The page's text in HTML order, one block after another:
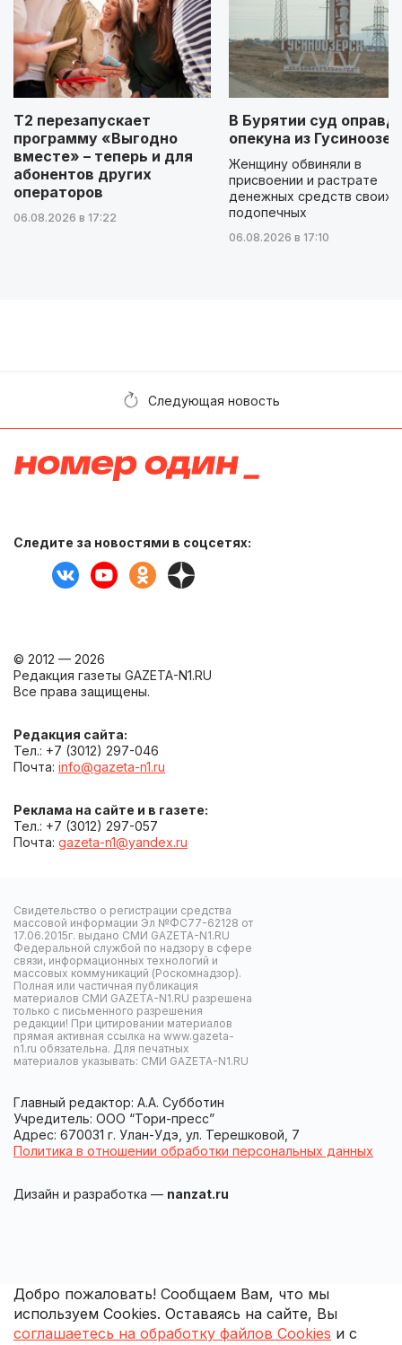
Т2 перезапускает
программу «Выгодно
вместе» – теперь и для
абонентов других
операторов
06.08.2026 в 17:22
В Бурятии суд
опекуна из
Женщину обвиняли в
присвоении и растрате
денежных средств своих
подопечных
06.08.2026 в 17:10
Следующая новость
Следите за новостями в соцсетях:
© 2012 — 2026
Редакция газеты GAZETA-N1.RU
Все права защищены.
Редакция сайта:
Тел.: +7 (3012) 297-046
Почта: info@gazeta-n1.ru
Реклама на сайте и в газете:
Тел.: +7 (3012) 297-057
Почта: gazeta-n1@yandex.ru
Свидетельство о регистрации средства
массовой информации Эл №ФС77-62128 от
17.06.2015г. выдано СМИ GAZETA-N1.RU
Федеральной службой по надзору в сфере
связи, информационных технологий и
массовых коммуникаций (Роскомнадзор).
Полная или частичная публикация
материалов СМИ GAZETA-N1.RU разрешена
только с письменного разрешения
редакции! При цитировании материалов
прямая активная ссылка на www.gazeta-
n1.ru обязательна. Для печатных
материалов указывать: СМИ GAZETA-N1.RU
Главный редактор: А.А. Субботин
Учредитель: ООО “Тори-пресс”
Адрес: 670031 г. Улан-Удэ, ул. Терешковой, 7
Политика в отношении обработки персональных данных
Дизайн и разработка — nanzat.ru
Добро пожаловать! Сообщаем Вам, что мы
используем Cookies. Оставаясь на сайте, Вы
соглашаетесь на обработку файлов Cookies и с